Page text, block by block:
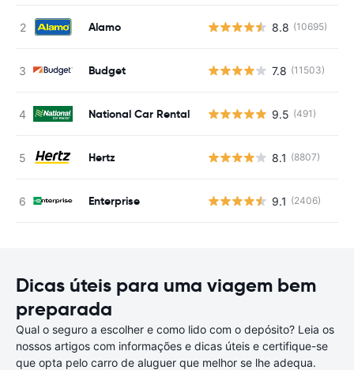
Alamo 8.8 (10695)
Budget 7.8 (11503)
National Car Rental 9.5 (491)
Hertz 8.1 (8807)
Enterprise 9.1 (2406)
Dicas úteis para uma viagem bem
preparada
Qual o seguro a escolher e como lido com o depósito? Leia os
nossos artigos com informações e dicas úteis e certifique-se
que opta pelo carro de aluguer que melhor se lhe adequa.